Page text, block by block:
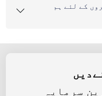
کے لئے ہم
سرمایہ